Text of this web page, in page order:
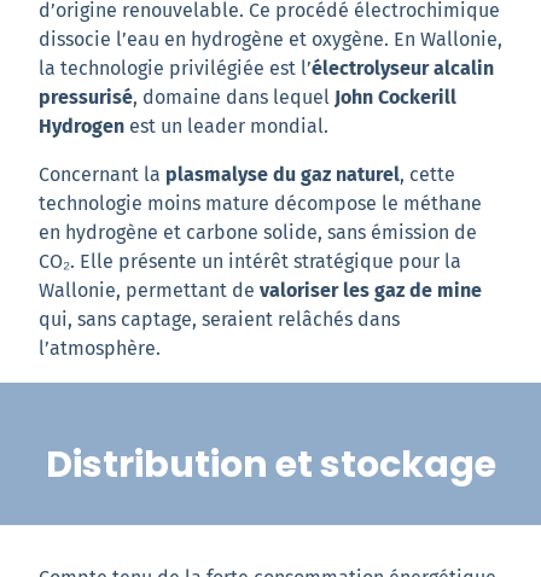
d’origine renouvelable. Ce procédé électrochimique
dissocie l’eau en hydrogène et oxygène. En Wallonie,
la technologie privilégiée est l’électrolyseur alcalin
pressurisé, domaine dans lequel John Cockerill
Hydrogen est un leader mondial.
Concernant la plasmalyse du gaz naturel, cette
technologie moins mature décompose le méthane
en hydrogène et carbone solide, sans émission de
CO₂. Elle présente un intérêt stratégique pour la
Wallonie, permettant de valoriser les gaz de mine
qui, sans captage, seraient relâchés dans
l’atmosphère.
Distribution et stockage